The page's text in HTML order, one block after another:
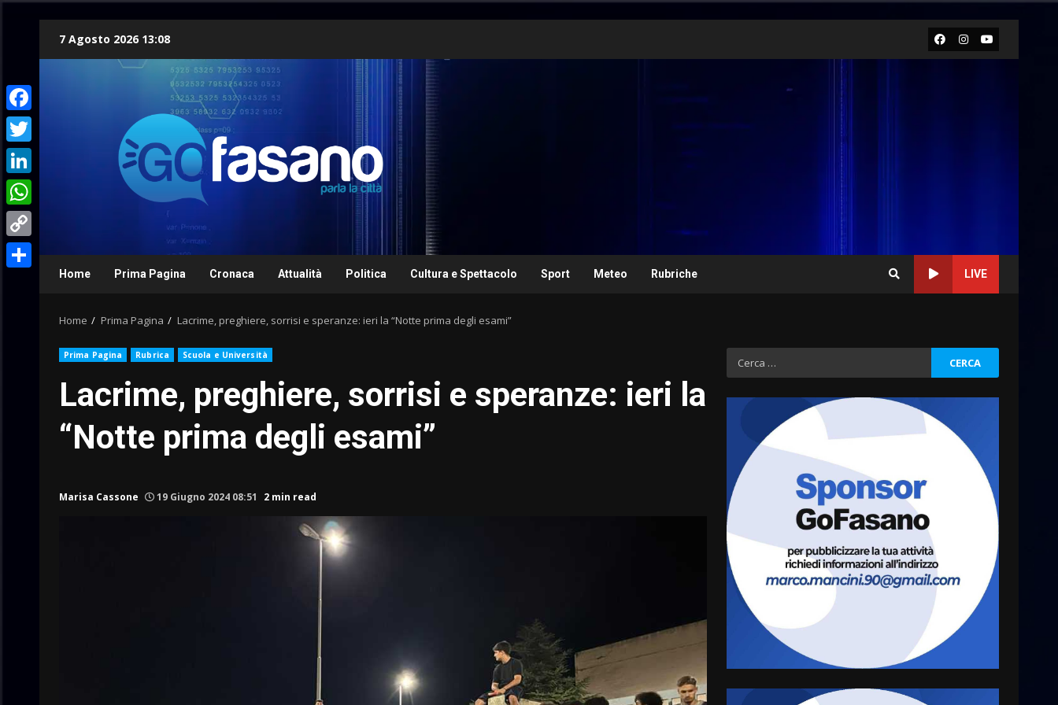
7 Agosto 2026 13:08 Facebook
Instagram
Youtube
Home Prima Pagina Cronaca Attualità Politica Cultura e Spettacolo Sport Meteo Rubriche LIVE
Home Prima Pagina Lacrime, preghiere, sorrisi e speranze: ieri la “Notte prima degli esami”
Prima Pagina Rubrica Scuola e Università
Lacrime, preghiere, sorrisi e speranze: ieri la
“Notte prima degli esami”
Marisa Cassone 19 Giugno 2024 08:51 2 min read
Ricerca
per:
Fasanese ferito a colpi di
arma da fuoco
6 Agosto 2026 18:13
4
Carta d’identità: continua il
piano di aperture
straordinarie del Comune di
Fasano
6 Agosto 2026 14:16
5
Grazia Neglia, coordinatrice
cittadina di Fratelli d’Italia,
pronta a tornare in Consiglio
6 Agosto 2026 08:00
Facebook
Twitter
LinkedIn
WhatsApp
Copy